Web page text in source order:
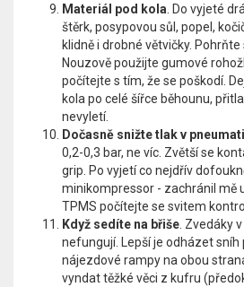
Materiál pod kola. Do vyjeté
štěrk, posypovou sůl, popel,
klidně i drobné větvičky. Pohrňte
Nouzově použijte gumové
počítejte s tím, že se poškodí.
kola po celé šířce běhounu,
nevyletí.
Dočasně snižte tlak v
0,2-0,3 bar, ne víc. Zvětší se
grip. Po vyjetí co nejdřív
minikompressor - zachránil mě
TPMS počítejte se svitem
Když sedíte na břiše. Zvedáky
nefungují. Lepší je odházet
nájezdové rampy na obou
vyndat těžké věci z kufru